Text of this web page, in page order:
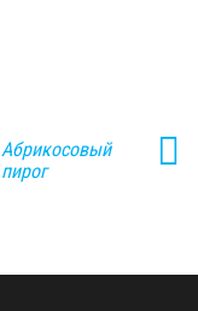
Абрикосовый
пирог